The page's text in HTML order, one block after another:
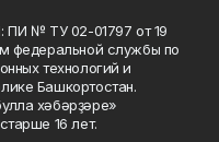
ПИ № ТУ 02-01797 от 19
федеральной службы по
технологий и
Башкортостан.
хәбәрҙәре»
16 лет.